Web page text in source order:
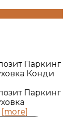
Паркинг
Конди
Паркинг
[more]